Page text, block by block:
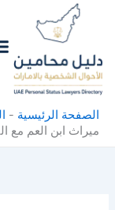
الصفحة الرئيسية -
ميراث ابن العم مع